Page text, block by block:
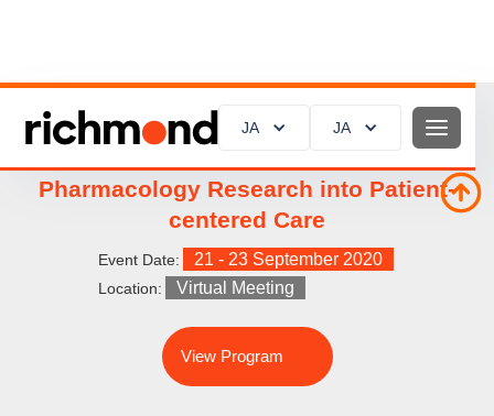
JA JA
Pharmacology Research into Patient-
centered Care
Event Date: 21 - 23 September 2020
Location: Virtual Meeting
View Program